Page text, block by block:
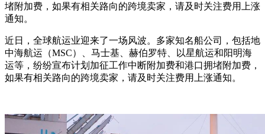
堵附加费，如果有相关路向的跨境卖家，请及时关注费用上涨
通知。
近日，全球航运业迎来了一场风波。多家知名船公司，包括地
中海航运（MSC）、马士基、赫伯罗特、以星航运和阳明海
运等，纷纷宣布计划加征工作中断附加费和港口拥堵附加费，
如果有相关路向的跨境卖家，请及时关注费用上涨通知。